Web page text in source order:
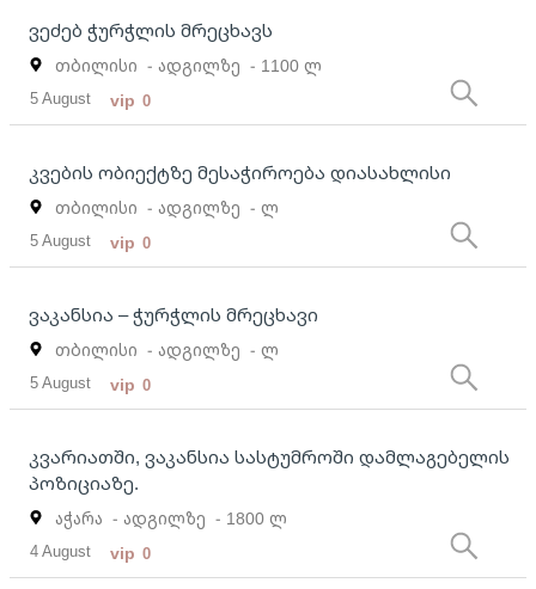
ვეძებ ჭურჭლის მრეცხავს
თბილისი - ადგილზე - 1100 ლ
5 August vip 0
კვების ობიექტზე მესაჭიროება დიასახლისი
თბილისი - ადგილზე - ლ
5 August vip 0
ვაკანსია – ჭურჭლის მრეცხავი
თბილისი - ადგილზე - ლ
5 August vip 0
კვარიათში, ვაკანსია სასტუმროში დამლაგებელის
პოზიციაზე.
აჭარა - ადგილზე - 1800 ლ
4 August vip 0